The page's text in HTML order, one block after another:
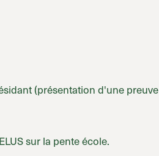
(présentation d'une
sur la pente école.